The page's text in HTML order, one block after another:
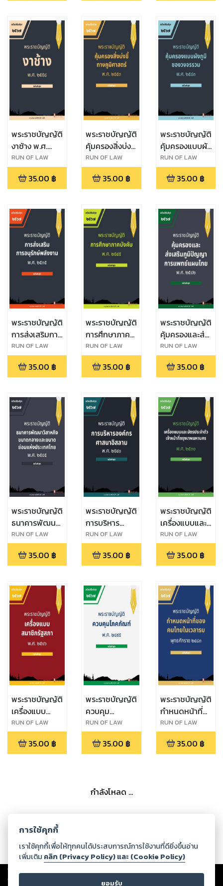
ทางน้ำ พ.ศ.
๒๔๙๖
พระราชบัญญัติ
งาช้าง พ.ศ.
๒๕๕๘
RUN OF LAW
35.00 ฿
พระราชบัญญัติ
คุ้มครองสิ่งบ่งชี้
ทางภูมิศาสตร์
พ.ศ. ๒๕๔๖
RUN OF LAW
35.00 ฿
พระราชบัญญัติ
คุ้มครองแบบผัง
ภูมิของวงจร
รวม พ.ศ.
๒๕๔๓
RUN OF LAW
35.00 ฿
พระราชบัญญัติ
การส่งเสริมการ
อนุรักษ์พลังงาน
พ.ศ. ๒๕๓๕
RUN OF LAW
35.00 ฿
พระราชบัญญัติ
การศึกษาภาค
บังคับ พ.ศ.
๒๕๔๕
RUN OF LAW
35.00 ฿
พระราชบัญญัติ
คุ้มครองและส่ง
เสริมภูมิปัญญา
การแพทย์แผน
ไทย พ.ศ.
RUN OF LAW
35.00 ฿
พระราชบัญญัติ
ธนาคารพัฒนา
วิสาหกิจขนาด
กลางและขนาด
ย่อมแห่ง
RUN OF LAW
35.00 ฿
พระราชบัญญัติ
การบริหาร
องค์กรศาสนา
อิสลาม พ.ศ.
๒๕๔๐
RUN OF LAW
35.00 ฿
พระราชบัญญัติ
เครื่องแบบและ
บัตรประจำตัว
เจ้าหน้าที่
กรุงเทพมหานคร
RUN OF LAW
35.00 ฿
พระราชบัญญัติ
เครื่องแบบ
สมาชิกรัฐสภา
พ.ศ. ๒๕๑๖
RUN OF LAW
35.00 ฿
พระราชบัญญัติ
ควบคุม
โภคภัณฑ์ พ.ศ.
๒๔๙๕
RUN OF LAW
35.00 ฿
พระราชบัญญัติ
กำหนดหน้าที่
ของคนไทยใน
เวลารบ
พุทธศักราช
RUN OF LAW
35.00 ฿
กำลังโหลด ...
Copyright ©
ต่อผลงานหรือเนื้อหาใดที่อัปโหลดผ่านเว็บไซต์และปรากฏว่าละเมิดสิทธิใน
การใช้คุกกี้
เราใช้คุกกี้เพื่อให้ทุกคนได้ประสบการณ์การใช้งานที่ดียิ่งขึ้นอ่าน
เพิ่มเติม คลิก (Privacy Policy) และ (Cookie Policy)
ยอมรับ